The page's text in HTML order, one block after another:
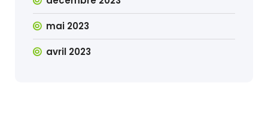
mai 2023
avril 2023